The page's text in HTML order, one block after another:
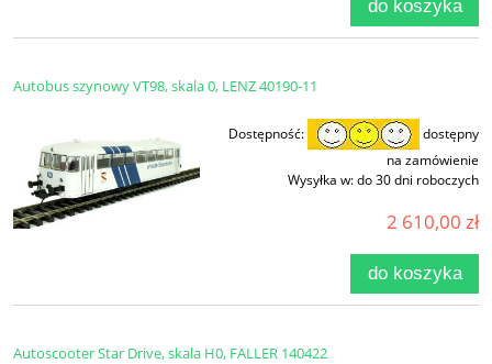
do koszyka
Autobus szynowy VT98, skala 0, LENZ 40190-11
Dostępność:
dostępny
na zamówienie
Wysyłka w:do 30 dni roboczych
2 610,00 zł
do koszyka
Autoscooter Star Drive, skala H0, FALLER 140422